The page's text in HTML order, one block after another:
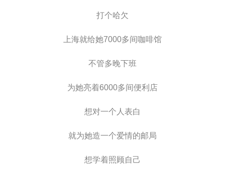
打个哈欠
上海就给她7000多间咖啡馆
不管多晚下班
为她亮着6000多间便利店
想对一个人表白
就为她造一个爱情的邮局
想学着照顾自己